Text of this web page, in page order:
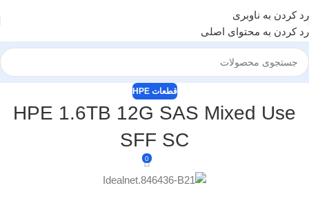
رد کردن به ناوبری
رد کردن به محتوای اصلی
قطعات HPE
HPE 1.6TB 12G SAS Mixed Use
SFF SC
0